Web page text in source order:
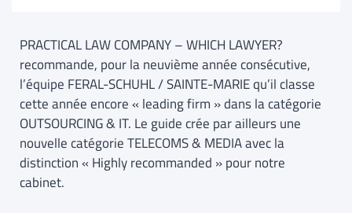
PRACTICAL LAW COMPANY – WHICH LAWYER?
recommande, pour la neuvième année consécutive,
l’équipe FERAL-SCHUHL / SAINTE-MARIE qu’il classe
cette année encore « leading firm » dans la catégorie
OUTSOURCING & IT. Le guide crée par ailleurs une
nouvelle catégorie TELECOMS & MEDIA avec la
distinction « Highly recommanded » pour notre
cabinet.